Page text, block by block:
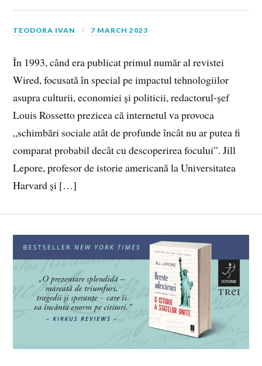
TEODORA IVAN 7 MARCH 2023
În 1993, când era publicat primul număr al revistei
Wired, focusată în special pe impactul tehnologiilor
asupra culturii, economiei și politicii, redactorul-șef
Louis Rossetto prezicea că internetul va provoca
„schimbări sociale atât de profunde încât nu ar putea fi
comparat probabil decât cu descoperirea focului”. Jill
Lepore, profesor de istorie americană la Universitatea
Harvard și […]